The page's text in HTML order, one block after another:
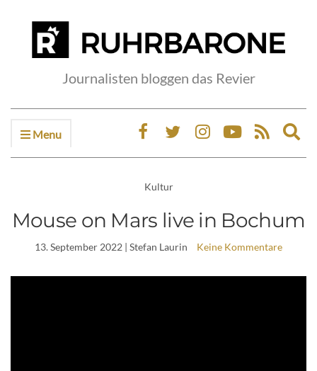
Journalisten bloggen das Revier
Menu
Kultur
Mouse on Mars live in Bochum
13. September 2022 | Stefan Laurin Keine Kommentare